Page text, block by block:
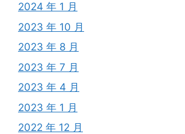
2024 年 1 月
2023 年 10 月
2023 年 8 月
2023 年 7 月
2023 年 4 月
2023 年 1 月
2022 年 12 月